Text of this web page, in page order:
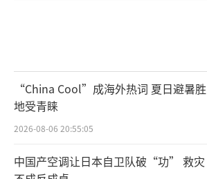
“China Cool”成海外热词 夏日避暑胜
地受青睐
2026-08-06 20:55:05
中国产空调让日本自卫队破“功” 救灾